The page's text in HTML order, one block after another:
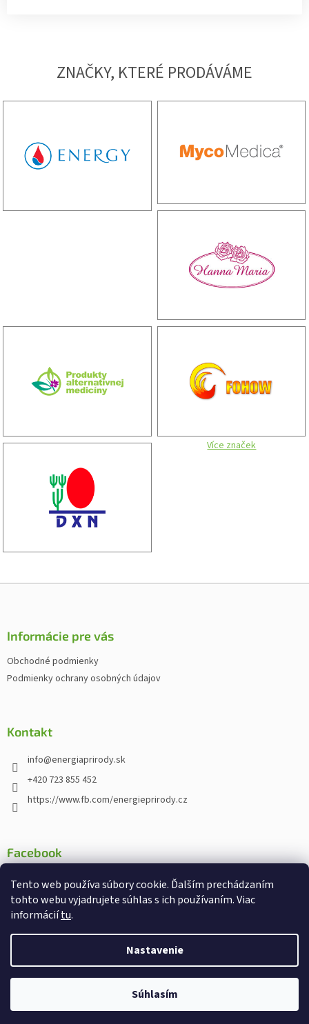
Tento web používa súbory cookie. Ďalším prechádzaním
tohto webu vyjadrujete súhlas s ich používaním. Viac
informáciítu.
Nastavenie
Súhlasím
ZNAČKY, KTERÉ PRODÁVÁME
Více značek
Z
Informácie pre vás
Obchodné podmienky
Podmienky ochrany osobných údajov
Kontakt
info@energiaprirody.sk
+420 723 855 452
https://www.fb.com/energieprirody.cz
Facebook
Copyright 2026Energiaprirody.sk - Internetový obchod s
doplnkami stravy. Všetky práva vyhradené.